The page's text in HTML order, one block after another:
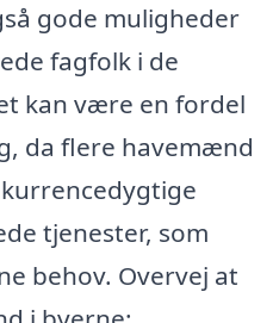
gode muligheder
fagfolk i de
kan være en fordel
da flere havemænd
tjenester, som
behov. Overvej at